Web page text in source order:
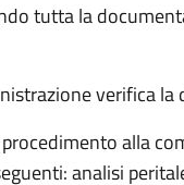
tutta la
verifica
alla
analisi